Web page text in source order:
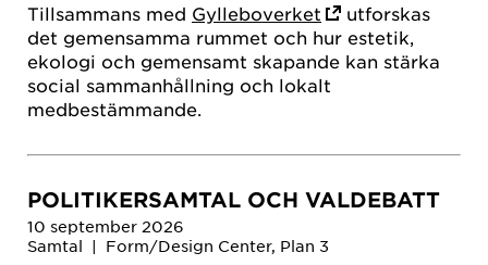
Tillsammans med Gylleboverket
utforskas
det gemensamma rummet och hur estetik,
ekologi och gemensamt skapande kan stärka
social sammanhållning och lokalt
medbestämmande.
POLITIKERSAMTAL OCH VALDEBATT
10 september 2026
Samtal | Form/Design Center, Plan 3